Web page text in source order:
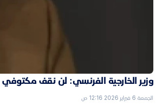
وزير الخارجية الفرنسي: لن نقف
الجمعة 6 فبراير 2026 12:16 ص